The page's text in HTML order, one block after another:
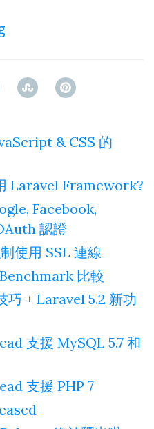
& CSS 的
Laravel Framework?
Facebook,
認證
使用 SSL 連線
比較
巧 + Laravel 5.2 新功
支援 MySQL 5.7 和
支援 PHP 7